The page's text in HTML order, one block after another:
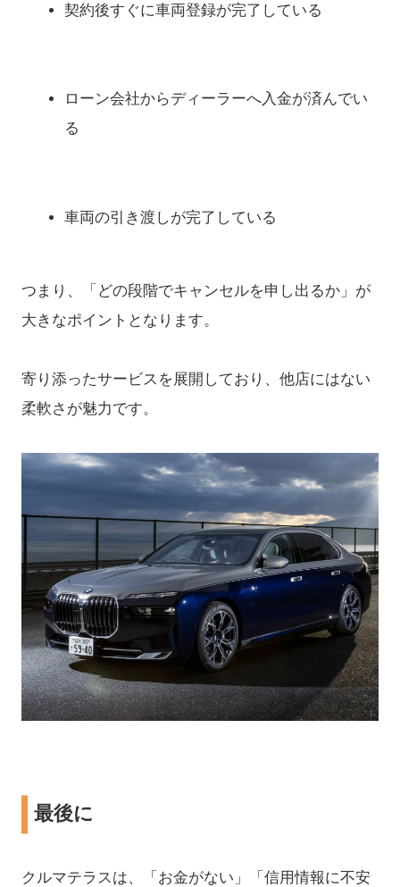
契約後すぐに車両登録が完了している
ローン会社からディーラーへ入金が済んでい
る
車両の引き渡しが完了している
つまり、「どの段階でキャンセルを申し出るか」が
大きなポイントとなります。
寄り添ったサービスを展開しており、他店にはない
柔軟さが魅力です。
最後に
クルマテラスは、「お金がない」「信用情報に不安